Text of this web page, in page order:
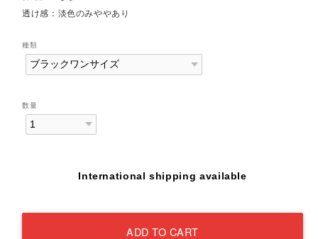
透け感：淡色のみややあり
種類
数量
International shipping available
ADD TO CART